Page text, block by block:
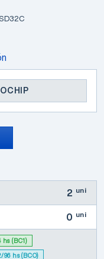
2 uni
0 uni
(BC1)
hs (BCO)